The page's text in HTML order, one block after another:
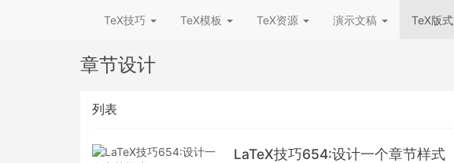
TeX技巧 TeX模板 TeX资源 演示文稿 TeX版式
章节设计
列表
LaTeX技巧654:设计一个章节样式